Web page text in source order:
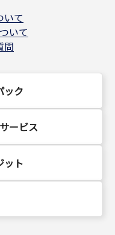
いて
いて
問
ック
ービス
ット